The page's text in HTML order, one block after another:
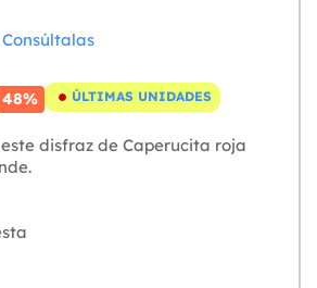
Consúltalas
48% ÚLTIMAS UNIDADES
disfraz de Caperucita roja